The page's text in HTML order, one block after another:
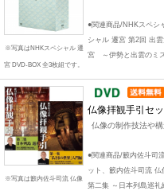
※写真はNHKスペシャル 遷
宮 DVD-BOX 全3枚組です。
●関連商品/NHKスペ
シャル 遷宮 第2回 出
宮 ～伊勢と出雲のミ
※写真は籔内佐斗司流 仏像
仏像拝観手引セ
仏像の制作技法や
●関連商品/籔内佐斗司
ット、籔内佐斗司流
第二集 ～日本列島巡礼